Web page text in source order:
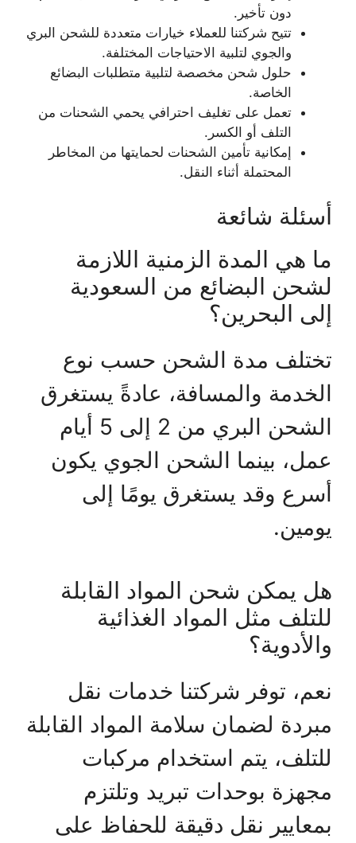
دون تأخير.
تتيح شركتنا للعملاء خيارات متعددة للشحن البري
والجوي لتلبية الاحتياجات المختلفة.
حلول شحن مخصصة لتلبية متطلبات البضائع
الخاصة.
تعمل على تغليف احترافي يحمي الشحنات من
التلف أو الكسر.
إمكانية تأمين الشحنات لحمايتها من المخاطر
المحتملة أثناء النقل.
أسئلة شائعة
ما هي المدة الزمنية اللازمة
لشحن البضائع من السعودية
إلى البحرين؟
تختلف مدة الشحن حسب نوع
الخدمة والمسافة، عادةً يستغرق
الشحن البري من 2 إلى 5 أيام
عمل، بينما الشحن الجوي يكون
أسرع وقد يستغرق يومًا إلى
يومين.
هل يمكن شحن المواد القابلة
للتلف مثل المواد الغذائية
والأدوية؟
نعم، توفر شركتنا خدمات نقل
مبردة لضمان سلامة المواد القابلة
للتلف، يتم استخدام مركبات
مجهزة بوحدات تبريد وتلتزم
بمعايير نقل دقيقة للحفاظ على